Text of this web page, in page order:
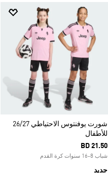
شورت يوفنتوس الاحتياطي 26/27
للأطفال
BD 21.50
شباب 8-16 سنوات كرة القدم
جديد